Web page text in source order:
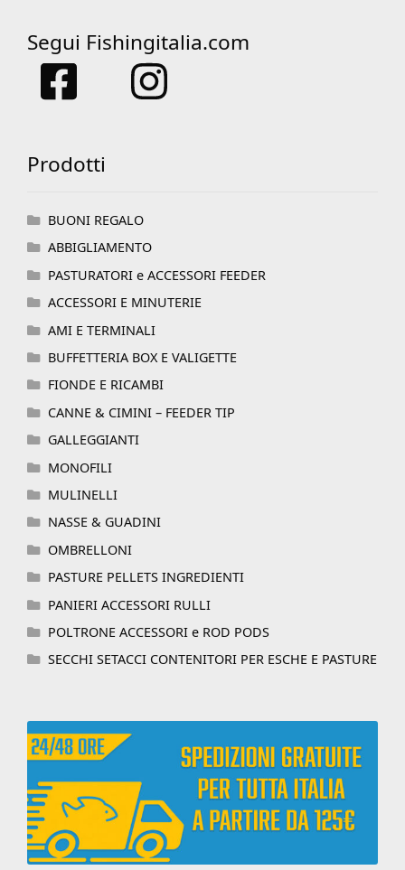
Segui Fishingitalia.com
Prodotti
BUONI REGALO
ABBIGLIAMENTO
PASTURATORI e ACCESSORI FEEDER
ACCESSORI E MINUTERIE
AMI E TERMINALI
BUFFETTERIA BOX E VALIGETTE
FIONDE E RICAMBI
CANNE & CIMINI – FEEDER TIP
GALLEGGIANTI
MONOFILI
MULINELLI
NASSE & GUADINI
OMBRELLONI
PASTURE PELLETS INGREDIENTI
PANIERI ACCESSORI RULLI
POLTRONE ACCESSORI e ROD PODS
SECCHI SETACCI CONTENITORI PER ESCHE E PASTURE